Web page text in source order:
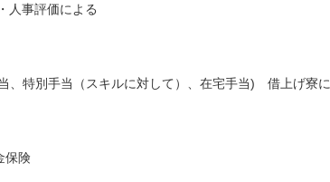
人事評価による
特別手当（スキルに対して）、在宅手当) 借上げ寮
保険